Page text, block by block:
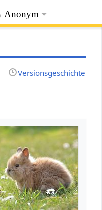
Anonym
Versionsgeschichte